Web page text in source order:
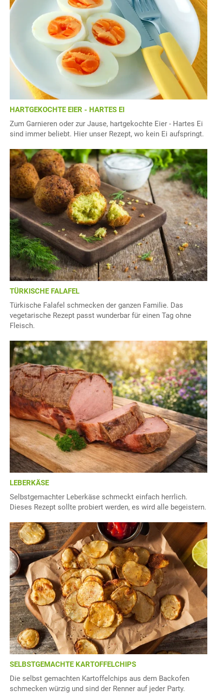
HARTGEKOCHTE EIER - HARTES EI
Zum Garnieren oder zur Jause, hartgekochte Eier - Hartes Ei
sind immer beliebt. Hier unser Rezept, wo kein Ei aufspringt.
TÜRKISCHE FALAFEL
Türkische Falafel schmecken der ganzen Familie. Das
vegetarische Rezept passt wunderbar für einen Tag ohne
Fleisch.
LEBERKÄSE
Selbstgemachter Leberkäse schmeckt einfach herrlich.
Dieses Rezept sollte probiert werden, es wird alle begeistern.
SELBSTGEMACHTE KARTOFFELCHIPS
Die selbst gemachten Kartoffelchips aus dem Backofen
schmecken würzig und sind der Renner auf jeder Party.